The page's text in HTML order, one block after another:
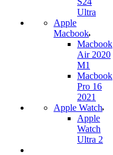
Ultra
Apple
Macbook
Macbook
Air 2020
M1
Macbook
Pro 16
2021
Apple Watch
Apple
Watch
Ultra 2